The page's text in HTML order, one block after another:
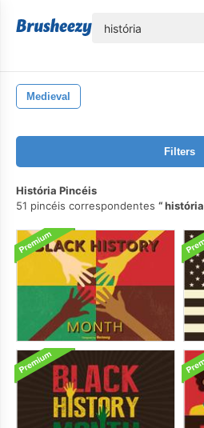
Medieval
Filters
História Pincéis
51 pincéis correspondentes
história